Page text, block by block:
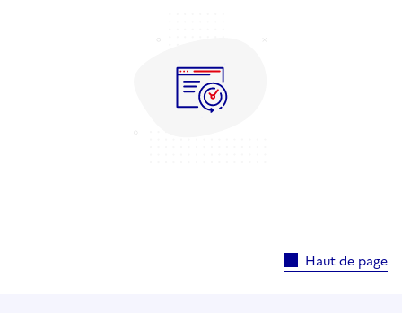
Haut de page